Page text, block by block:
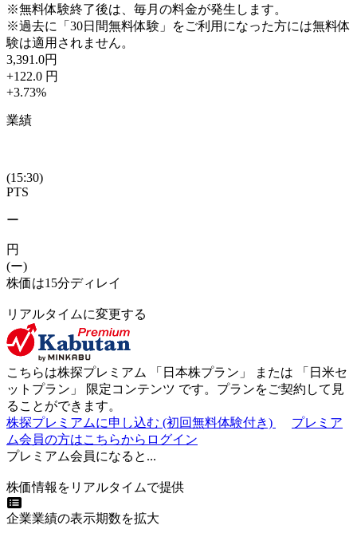
※無料体験終了後は、毎月の料金が発生します。
※過去に「30日間無料体験」をご利用になった方には無料体
験は適用されません。
3,391.0円
+122.0 円
+3.73%
業績
(15:30)
PTS
ー
円
(ー)
株価は15分ディレイ
リアルタイムに変更する
こちらは株探プレミアム 「 日本株プラン 」 または 「 日米セ
ットプラン 」 限定コンテンツ です。プランをご契約して見
ることができます。
株探プレミアムに申し込む (初回無料体験付き)
プレミア
ム会員の方はこちらからログイン
プレミアム会員になると...
株価情報をリアルタイムで提供
企業業績の表示期数を拡大